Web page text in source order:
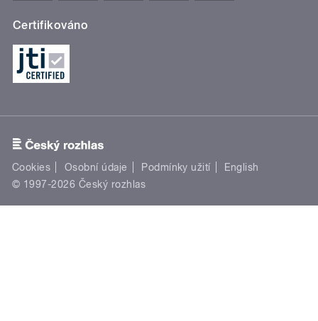
Certifikováno
Cookies Osobní údaje Podmínky užití
English
© 1997-2026 Český rozhlas